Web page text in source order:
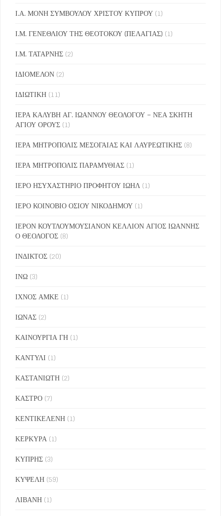
Ι.Α. ΜΟΝΗ ΣΥΜΒΟΥΛΟΥ ΧΡΙΣΤΟΥ ΚΥΠΡΟΥ (1)
Ι.Μ. ΓΕΝΕΘΛΙΟΥ ΤΗΣ ΘΕΟΤΟΚΟΥ (ΠΕΛΑΓΙΑΣ) (1)
Ι.Μ. ΤΑΤΑΡΝΗΣ (2)
ΙΔΙΟΜΕΛΟΝ (2)
ΙΔΙΩΤΙΚΗ (11)
ΙΕΡΑ ΚΑΛΥΒΗ ΑΓ. ΙΩΑΝΝΟΥ ΘΕΟΛΟΓΟΥ – ΝΕΑ ΣΚΗΤΗ
ΑΓΙΟΥ ΟΡΟΥΣ (1)
ΙΕΡΑ ΜΗΤΡΟΠΟΛΙΣ ΜΕΣΟΓΑΙΑΣ ΚΑΙ ΛΑΥΡΕΩΤΙΚΗΣ (8)
ΙΕΡΑ ΜΗΤΡΟΠΟΛΙΣ ΠΑΡΑΜΥΘΙΑΣ (1)
ΙΕΡΟ ΗΣΥΧΑΣΤΗΡΙΟ ΠΡΟΦΗΤΟΥ ΙΩΗΛ (1)
ΙΕΡΟ ΚΟΙΝΟΒΙΟ ΟΣΙΟΥ ΝΙΚΟΔΗΜΟΥ (1)
ΙΕΡΟΝ ΚΟΥΤΛΟΥΜΟΥΣΙΑΝΟΝ ΚΕΛΛΙΟΝ ΑΓΙΟΣ ΙΩΑΝΝΗΣ
Ο ΘΕΟΛΟΓΟΣ (8)
ΙΝΔΙΚΤΟΣ (20)
ΙΝΩ (3)
ΙΧΝΟΣ ΑΜΚΕ (1)
ΙΩΝΑΣ (2)
ΚΑΙΝΟΥΡΓΙΑ ΓΗ (1)
ΚΑΝΤΥΛΙ (1)
ΚΑΣΤΑΝΙΩΤΗ (2)
ΚΑΣΤΡΟ (7)
ΚΕΝΤΙΚΕΛΕΝΗ (1)
ΚΕΡΚΥΡΑ (1)
ΚΥΠΡΗΣ (3)
ΚΥΨΕΛΗ (59)
ΛΙΒΑΝΗ (1)